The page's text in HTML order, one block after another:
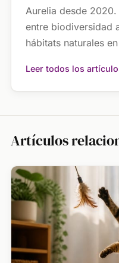
Aurelia desde
entre biodiversidad
hábitats naturales
Leer todos los
Artículos